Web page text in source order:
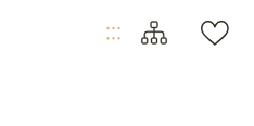
:::